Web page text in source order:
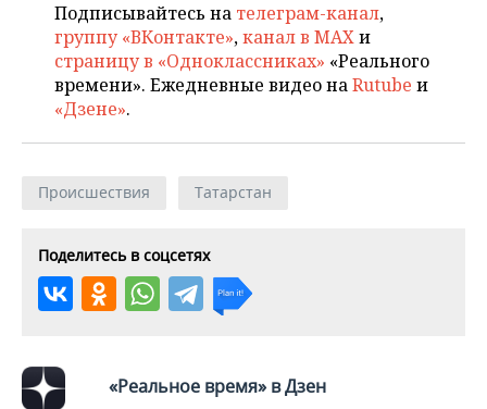
ВОЛЕЙБОЛ
КИБЕРСПОРТ
ФИГУРНОЕ КАТАНИЕ
ИСТОРИЯ
КУЛЬТУРА
МЕДИЦИНА
СПИСОК ПЕРСОН
СПИСОК КОМПАНИЙ
ПОЛНАЯ ВЕРСИЯ
Подписывайтесь на телеграм-канал,
группу «ВКонтакте»,канал в MAXи
страницу в «Одноклассниках» «Реального
времени». Ежедневные видео наRutube и
«Дзене».
Происшествия Татарстан
Поделитесь в соцсетях
«Реальное время» в Дзен